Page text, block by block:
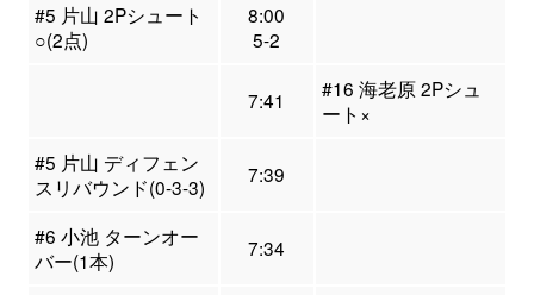
#5 片山 2Pシュート
○(2点)
8:00
5-2
7:41
#16 海老原 2Pシュ
ート×
#5 片山 ディフェン
スリバウンド(0-3-3)
7:39
#6 小池 ターンオー
バー(1本)
7:34